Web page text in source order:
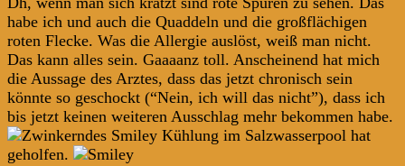
habe ich und auch die Quaddeln und die großflächigen
roten Flecke. Was die Allergie auslöst, weiß man nicht.
Das kann alles sein. Gaaaanz toll. Anscheinend hat mich
die Aussage des Arztes, dass das jetzt chronisch sein
könnte so geschockt (“Nein, ich will das nicht”), dass ich
bis jetzt keinen weiteren Ausschlag mehr bekommen habe.
Kühlung im Salzwasserpool hat
geholfen.